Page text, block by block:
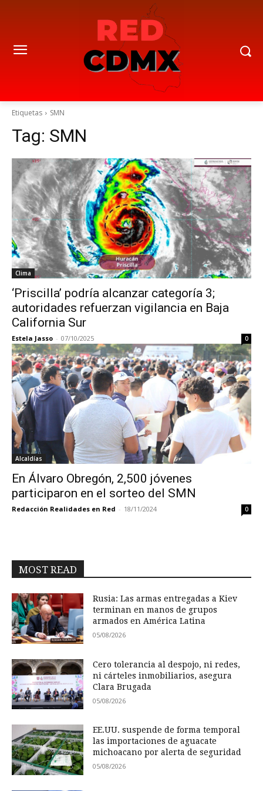
Etiquetas SMN
Tag: SMN
Clima
‘Priscilla’ podría alcanzar categoría 3;
autoridades refuerzan vigilancia en Baja
California Sur
Estela Jasso - 07/10/2025 0
Alcaldías
En Álvaro Obregón, 2,500 jóvenes
participaron en el sorteo del SMN
Redacción Realidades en Red - 18/11/2024 0
MOST READ
Rusia: Las armas entregadas a Kiev
terminan en manos de grupos
armados en América Latina
05/08/2026
Cero tolerancia al despojo, ni redes,
ni cárteles inmobiliarios, asegura
Clara Brugada
05/08/2026
EE.UU. suspende de forma temporal
las importaciones de aguacate
michoacano por alerta de seguridad
05/08/2026